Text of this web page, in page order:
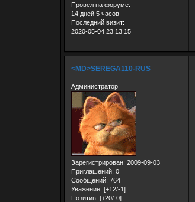
Провел на форуме:
14 дней 5 часов
Последний визит:
2020-05-04 23:13:15
<MD>SEREGA110-RUS
Администратор
Зарегистрирован: 2009-09-03
Приглашений: 0
Сообщений: 764
Уважение: [+12/-1]
Позитив: [+20/-0]